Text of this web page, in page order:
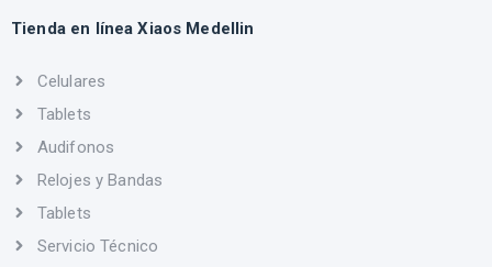
Tienda en línea Xiaos Medellin
Celulares
Tablets
Audifonos
Relojes y Bandas
Tablets
Servicio Técnico